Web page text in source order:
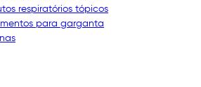
respiratórios tópicos
para garganta